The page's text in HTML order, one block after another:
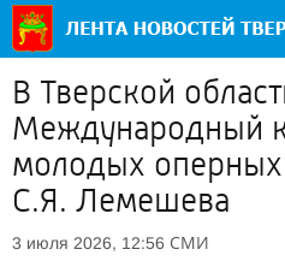
В Тверской
Международный
молодых
С.Я. Лемешева
3 июля 2026, 12:56 СМИ